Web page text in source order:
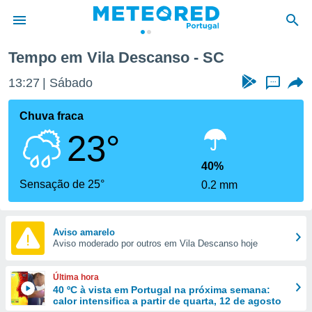
da
foi
fornecidas
a este
das
e
forma
digital
Tempo em Vila Descanso - SC
13:27 Sábado ...
Chuva fraca
23°
Sensação de 25°
40%
0.2 mm
Aviso amarelo
Aviso moderado por outros em Vila Descanso hoje
Última hora
40 ºC à vista em Portugal na próxima semana:
calor intensifica a partir de quarta, 12 de agosto